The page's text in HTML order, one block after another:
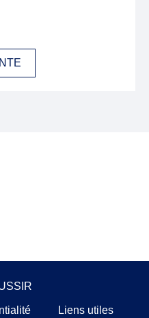
Liens utiles